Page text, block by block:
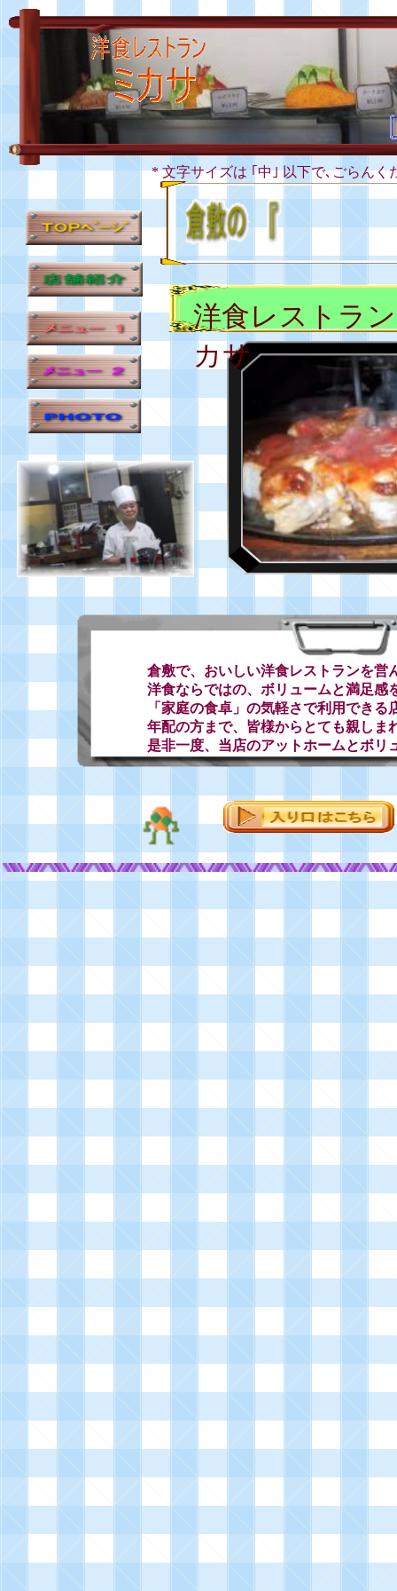
洋食レストラ
カサ
倉敷で、おいしい洋食レストランを
洋食ならではの、ボリュームと満足感
「家庭の食卓」の気軽さで利用でき
年配の方まで、皆様からとても親しま
是非一度、当店のアットホームとボリ
* 文字サイズは ｢中｣ 以下で､ごらんく